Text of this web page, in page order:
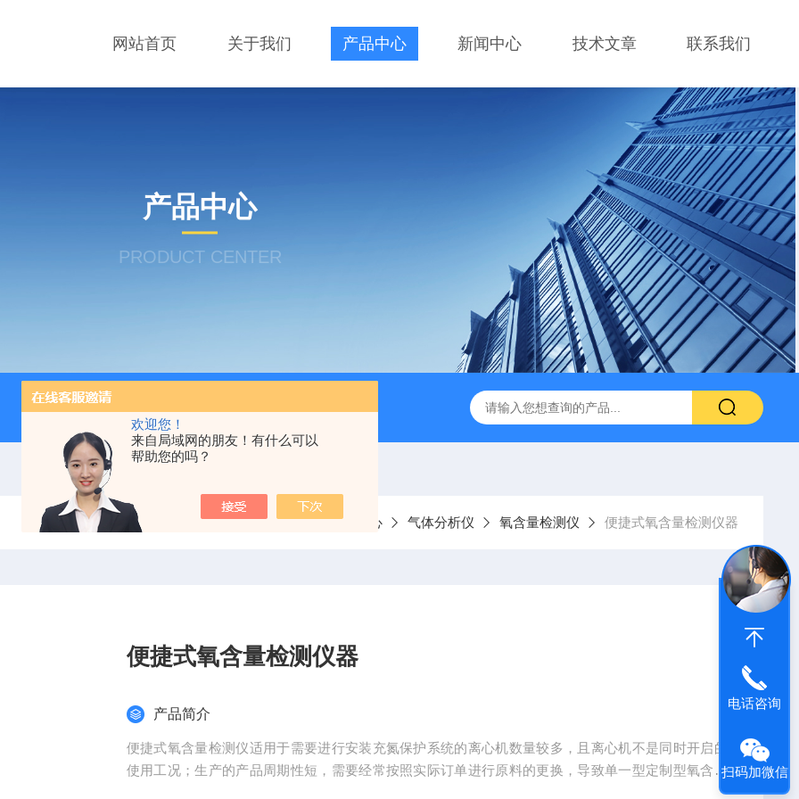
欢迎您！
来自局域网的朋友！有什么可以
帮助您的吗？
网站首页 关于我们 产品中心 新闻中心 技术文章 联系我们
产品中心
PRODUCT CENTER
当前位置：首页 产品中心 气体分析仪 氧含量检测仪 便捷式氧含量检测仪器
便捷式氧含量检测仪器
产品简介
便捷式氧含量检测仪适用于需要进行安装充氮保护系统的离心机数量较多，且离心机不是同时开启的
使用工况；生产的产品周期性短，需要经常按照实际订单进行原料的更换，导致单一型定制型氧含量
电话咨询
扫码加微信